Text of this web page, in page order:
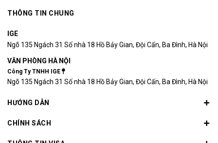
THÔNG TIN CHUNG
IGE
Ngõ 135 Ngách 31 Số nhà 18 Hồ Bảy Gian, Đội Cấn, Ba Đình, Hà Nội
VĂN PHÒNG HÀ NỘI
Công Ty TNHH IGE
Ngõ 135 Ngách 31 Số nhà 18 Hồ Bảy Gian, Đội Cấn, Ba Đình, Hà Nội
HƯỚNG DẪN
CHÍNH SÁCH